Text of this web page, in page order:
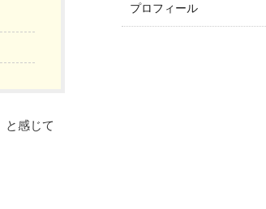
と感じて
プロフィール